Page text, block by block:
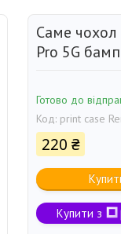
Саме чохол
Pro 5G
Готово до
Код: print case
220 ₴
Купити з